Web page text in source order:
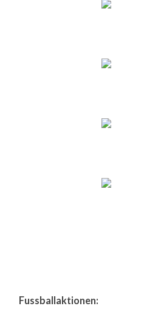
Fussballaktionen: